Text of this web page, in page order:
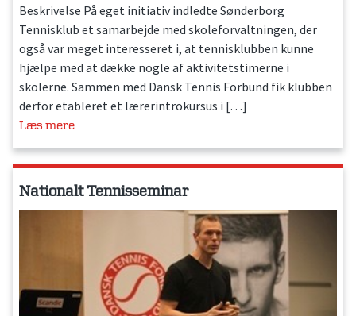
Beskrivelse På eget initiativ indledte Sønderborg
Tennisklub et samarbejde med skoleforvaltningen, der
også var meget interesseret i, at tennisklubben kunne
hjælpe med at dække nogle af aktivitetstimerne i
skolerne. Sammen med Dansk Tennis Forbund fik klubben
derfor etableret et lærerintrokursus i […]
Læs mere
Nationalt Tennisseminar